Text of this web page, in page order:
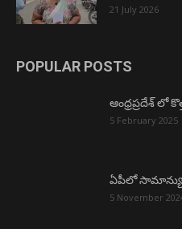
21 July 2026
POPULAR POSTS
ఆంధ్రప్రదేశ్ లో
5 February 2025
ఏపీలో
5 November